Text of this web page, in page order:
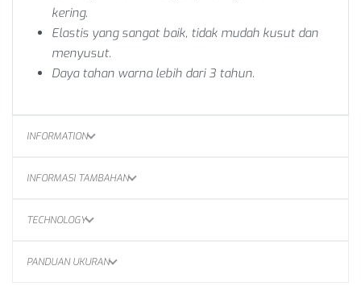
kering.
Elastis yang sangat baik, tidak mudah kusut dan
menyusut.
Daya tahan warna lebih dari 3 tahun.
INFORMATION
INFORMASI TAMBAHAN
TECHNOLOGY
PANDUAN UKURAN